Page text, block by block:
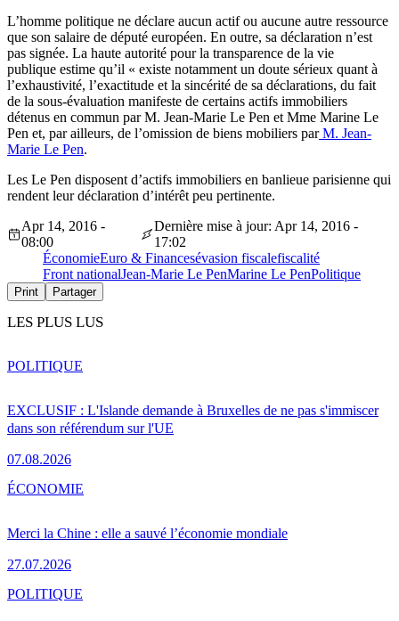
L’homme politique ne déclare aucun actif ou aucune autre ressource
que son salaire de député européen. En outre, sa déclaration n’est
pas signée. La haute autorité pour la transparence de la vie
publique estime qu’il « existe notamment un doute sérieux quant à
l’exhaustivité, l’exactitude et la sincérité de sa déclarations, du fait
de la sous-évaluation manifeste de certains actifs immobiliers
détenus en commun par M. Jean-Marie Le Pen et Mme Marine Le
Pen et, par ailleurs, de l’omission de biens mobiliers parM. Jean-
Marie Le Pen.
Les Le Pen disposent d’actifs immobiliers en banlieue parisienne qui
rendent leur déclaration d’intérêt peu pertinente.
Apr 14, 2016 -
08:00
Dernière mise à jour: Apr 14, 2016 -
17:02
ÉconomieEuro & Financesévasion fiscalefiscalité
Front nationalJean-Marie Le PenMarine Le PenPolitique
Print Partager
LES PLUS LUS
EXCLUSIF : L'Islande demande à Bruxelles de ne pas s'immiscer
dans son référendum sur l'UE
07.08.2026
POLITIQUE
Merci la Chine : elle a sauvé l’économie mondiale
27.07.2026
ÉCONOMIE
POLITIQUE